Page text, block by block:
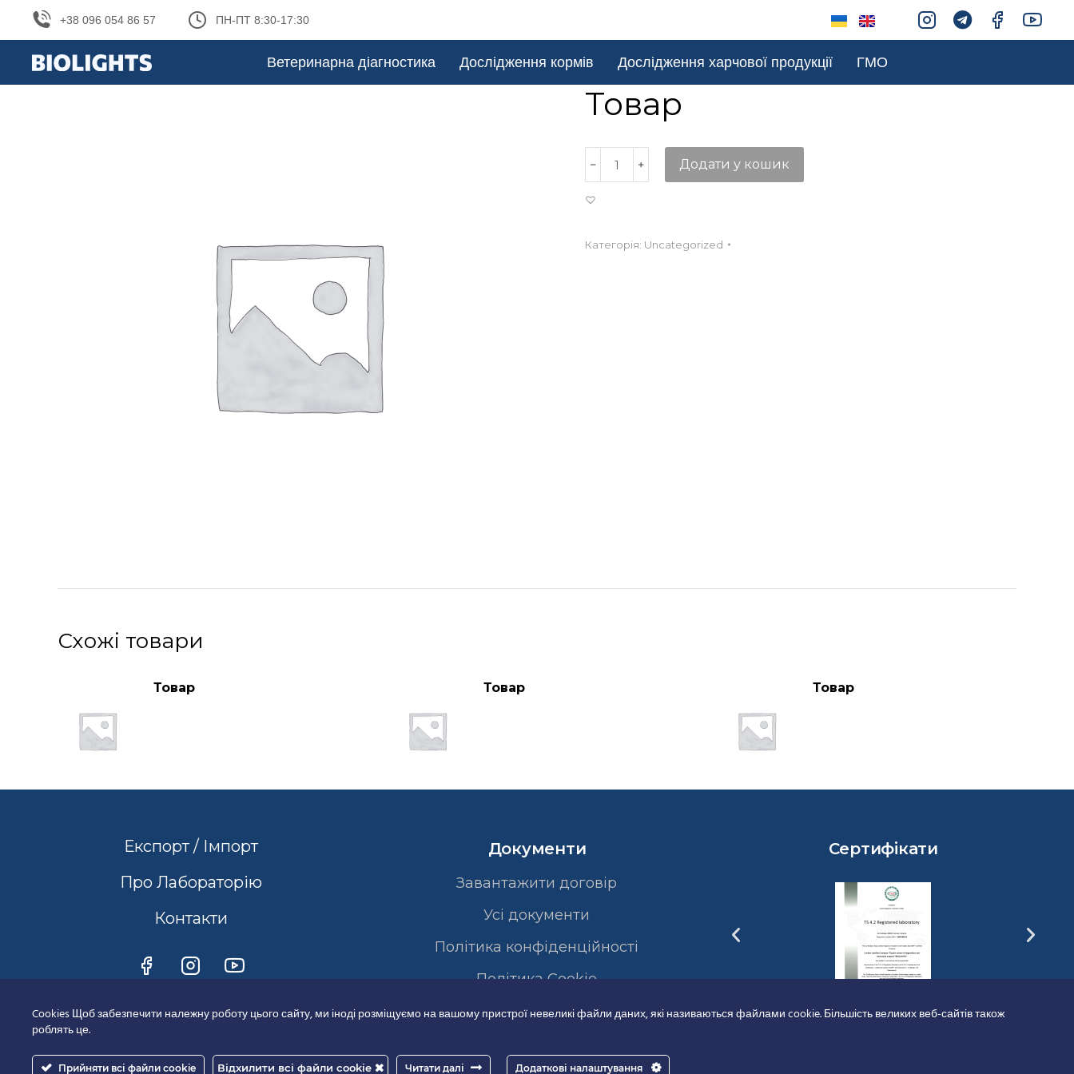
+38 096 054 86 57 ПН-ПТ 8:30-17:30
Ветеринарна діагностика Дослідження кормів Дослідження харчової продукції ГМО
Товар
Додати у кошик
Категорія: Uncategorized
Схожі товари
Товар Товар Товар
Експорт / Імпорт
Про Лабораторію
Контакти
Документи
Завантажити договір
Усі документи
Політика конфіденційності
Полiтика Cookie
Сертифікати
Cookies Щоб забезпечити належну роботу цього сайту, ми іноді розміщуємо на вашому пристрої невеликі файли даних, які називаються файлами cookie. Більшість великих веб-сайтів також
роблять це.
Прийняти всі файли cookie Відхилити всі файли cookie Читати далі Додаткові налаштування